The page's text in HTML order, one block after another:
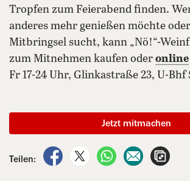
Tropfen zum Feierabend finden.
anderes mehr genießen möchte
Mitbringsel sucht, kann „Nö!“-
zum Mitnehmen kaufen oder online
Fr 17-24 Uhr, Glinkastraße 23, U-
Teilen:
auf Facebook teilen
auf X teilenper WhatsApp
per E-Mail
Jetzt mitmachen